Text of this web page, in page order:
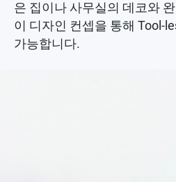
은 집이나 사무실의 데코와
이 디자인 컨셉을 통해 Tool-
가능합니다.